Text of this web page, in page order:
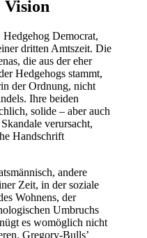
Vision
Democrat,
dritten Amtszeit. Die
die aus der eher
Hedgehogs stammt,
der Ordnung, nicht
Ihre beiden
solide – aber auch
verursacht,
Handschrift
andere
Zeit, in der soziale
Wohnens, der
Umbruchs
es womöglich nicht
Gregory-Bulls’